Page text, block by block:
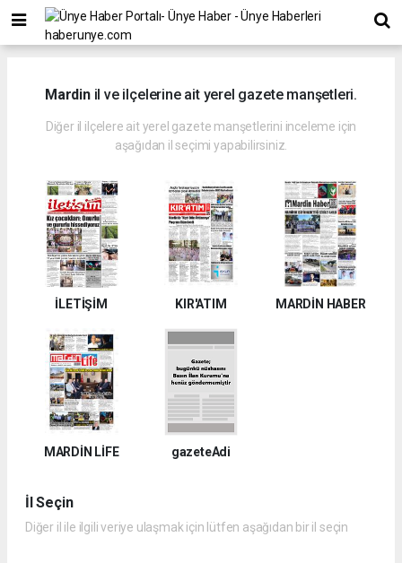
Mardinil ve ilçelerine ait yerel gazete manşetleri.
Diğer il ilçelere ait yerel gazete manşetlerini inceleme için
aşağıdan il seçimi yapabilirsiniz.
İLETİŞİM KIR'ATIM MARDİN HABER
MARDİN LİFE gazeteAdi
İl Seçin
Diğer il ile ilgili veriye ulaşmak için lütfen aşağıdan bir il seçin